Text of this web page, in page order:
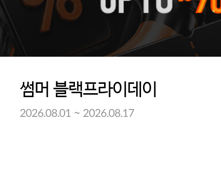
썸머 블랙프라이데이
2026.08.01 ~ 2026.08.17